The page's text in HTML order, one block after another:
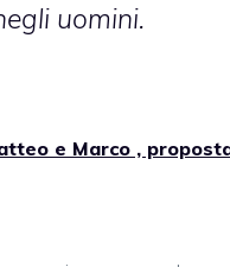
uomini.
e Marco ,